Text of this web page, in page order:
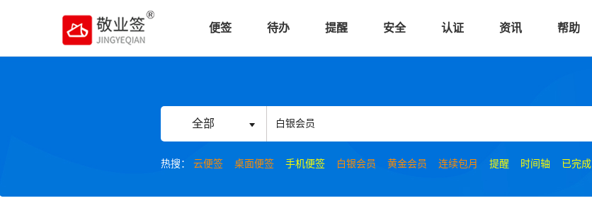
便签 待办 提醒 安全 认证 资讯 帮助
全部
热搜： 云便签 桌面便签 手机便签 白银会员 黄金会员 连续包月 提醒 时间轴 已完成